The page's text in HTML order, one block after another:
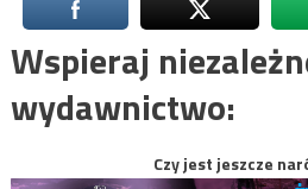
Wspieraj
wydawnictwo:
Czy jest jeszcze